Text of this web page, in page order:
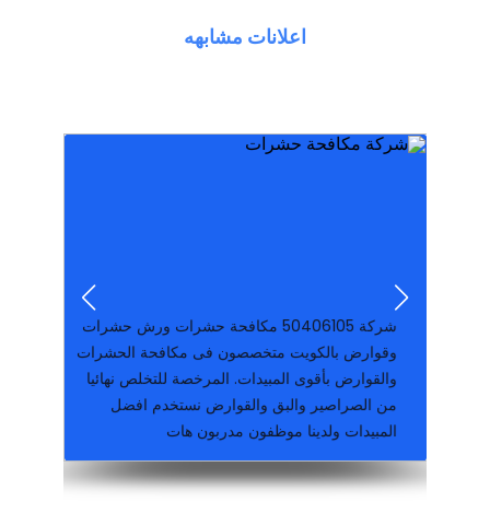
اعلانات مشابهه
وقوارض بالكويت متخصصون فى مكافحة الحشرات
المبيدات ولدينا موظفون مدربون هات
شركة ‪50406105‬ مكافحة حشرات ورش حشرات
وقوارض بالكويت متخصصون فى مكافحة الحشرات
والقوارض بأقوى المبيدات. المرخصة للتخلص نهائيا
من الصراصير والبق والقوارض نستخدم افضل
المبيدات ولدينا موظفون مدربون هات